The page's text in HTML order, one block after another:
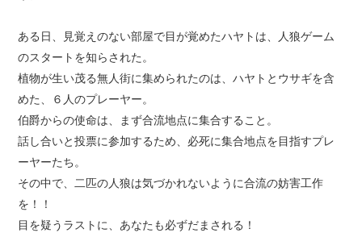
ある日、見覚えのない部屋で目が覚めたハヤトは、人狼ゲーム
のスタートを知らされた。
植物が生い茂る無人街に集められたのは、ハヤトとウサギを含
めた、６人のプレーヤー。
伯爵からの使命は、まず合流地点に集合すること。
話し合いと投票に参加するため、必死に集合地点を目指すプレ
ーヤーたち。
その中で、二匹の人狼は気づかれないように合流の妨害工作
を！！
目を疑うラストに、あなたも必ずだまされる！